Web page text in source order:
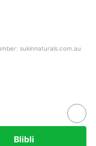
sukinnaturals.com.au
Blibli